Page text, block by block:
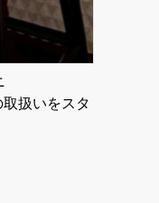
扱いをスタ